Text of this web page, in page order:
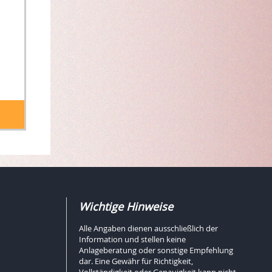
Wichtige Hinweise
Alle Angaben dienen ausschließlich der
Information und stellen keine
Anlageberatung oder sonstige Empfehlung
dar. Eine Gewähr für Richtigkeit,